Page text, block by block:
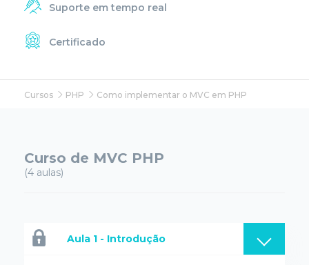
Suporte em tempo real
Certificado
Cursos PHP Como implementar o MVC em PHP
Curso de MVC PHP
(4 aulas)
Aula 1 - Introdução